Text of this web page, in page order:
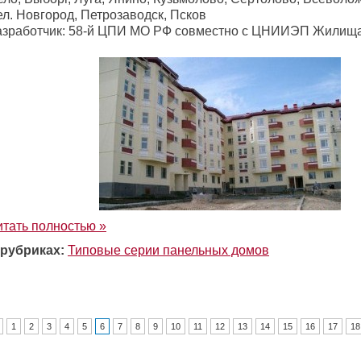
Новгород, Петрозаводск, Псков
58-й ЦПИ МО РФ совместно с ЦНИИЭП
полностью »
Типовые серии панельных домов
1 2 3 4 5 6 7 8 9 10 11 12 13 14 15 16 17 18